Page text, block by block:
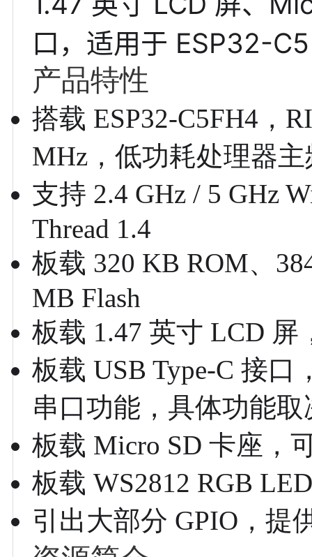
口，适用于 ESP32-
产品特性
搭载 ESP32-C5FH4，
MHz，低功耗处理器
支持 2.4 GHz / 5 GHz
Thread 1.4
板载 320 KB ROM、
MB Flash
板载 1.47 英寸 LCD 屏
板载 USB Type-C 接口
串口功能，具体功能
板载 Micro SD 卡座，
板载 WS2812 RGB
引出大部分 GPIO，提